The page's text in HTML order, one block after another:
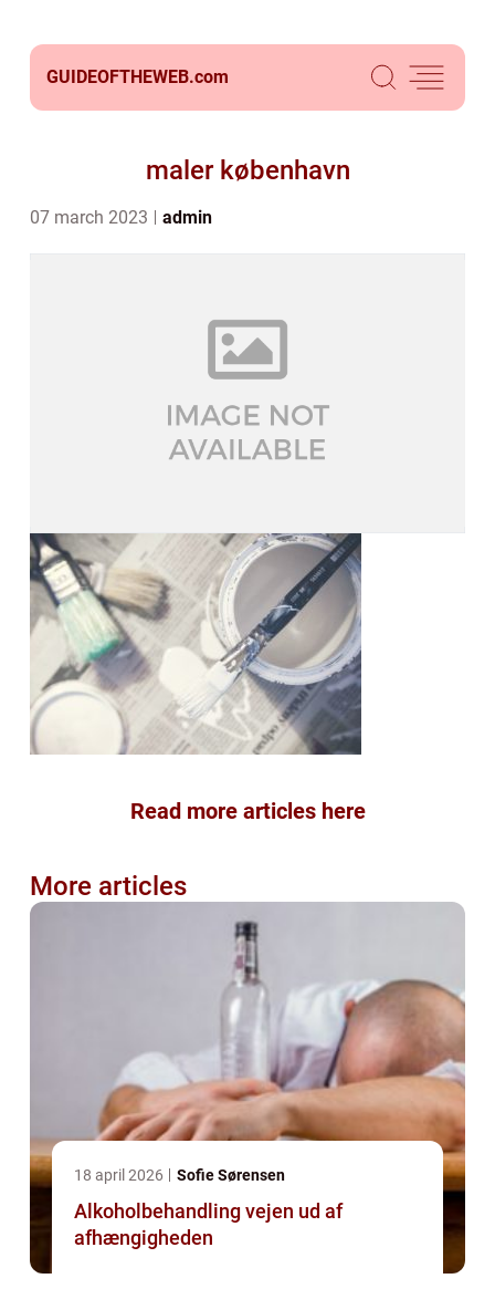
GUIDEOFTHEWEB.com
maler københavn
07 march 2023 admin
Read more articles here
More articles
18 april 2026 Sofie Sørensen
Alkoholbehandling vejen ud af
afhængigheden